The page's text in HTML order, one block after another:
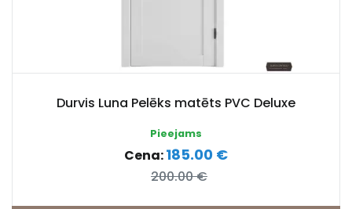
Durvis Luna Pelēks matēts PVC Deluxe
Pieejams
Cena:185.00 €
200.00 €